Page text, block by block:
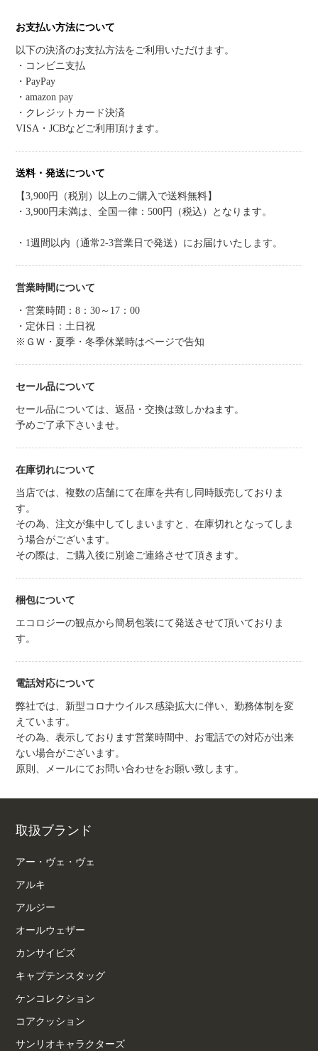
お支払い方法について
以下の決済のお支払方法をご利用いただけます。
・コンビニ支払
・PayPay
・amazon pay
・クレジットカード決済
VISA・JCBなどご利用頂けます。
送料・発送について
【3,900円（税別）以上のご購入で送料無料】
・3,900円未満は、全国一律：500円（税込）となります。
・1週間以内（通常2-3営業日で発送）にお届けいたします。
営業時間について
・営業時間：8：30～17：00
・定休日：土日祝
※ＧＷ・夏季・冬季休業時はページで告知
セール品について
セール品については、返品・交換は致しかねます。
予めご了承下さいませ。
在庫切れについて
当店では、複数の店舗にて在庫を共有し同時販売しておりま
す。
その為、注文が集中してしまいますと、在庫切れとなってしま
う場合がございます。
その際は、ご購入後に別途ご連絡させて頂きます。
梱包について
エコロジーの観点から簡易包装にて発送させて頂いておりま
す。
電話対応について
弊社では、新型コロナウイルス感染拡大に伴い、勤務体制を変
えています。
その為、表示しております営業時間中、お電話での対応が出来
ない場合がございます。
原則、メールにてお問い合わせをお願い致します。
取扱ブランド
アー・ヴェ・ヴェ
アルキ
アルジー
オールウェザー
カンサイビズ
キャプテンスタッグ
ケンコレクション
コアクッション
サンリオキャラクターズ